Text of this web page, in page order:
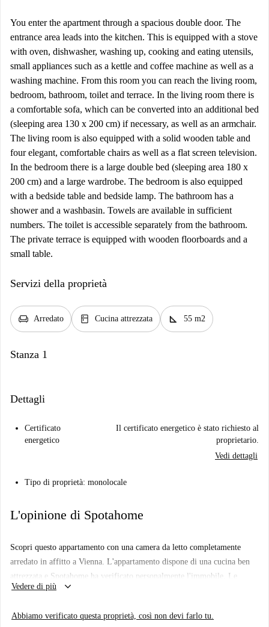
You enter the apartment through a spacious double door. The
entrance area leads into the kitchen. This is equipped with a stove
with oven, dishwasher, washing up, cooking and eating utensils,
small appliances such as a kettle and coffee machine as well as a
washing machine. From this room you can reach the living room,
bedroom, bathroom, toilet and terrace. In the living room there is
a comfortable sofa, which can be converted into an additional bed
(sleeping area 130 x 200 cm) if necessary, as well as an armchair.
The living room is also equipped with a solid wooden table and
four elegant, comfortable chairs as well as a flat screen television.
In the bedroom there is a large double bed (sleeping area 180 x
200 cm) and a large wardrobe. The bedroom is also equipped
with a bedside table and bedside lamp. The bathroom has a
shower and a washbasin. Towels are available in sufficient
numbers. The toilet is accessible separately from the bathroom.
The private terrace is equipped with wooden floorboards and a
small table.
Servizi della proprietà
chair Arredato kitchen Cucina attrezzata square_foot 55 m2
Stanza 1
Dettagli
Certificato
energetico
Il certificato energetico è stato richiesto al
proprietario.
Vedi dettagli
Tipo di proprietà: monolocale
L'opinione di Spotahome
Scopri questo appartamento con una camera da letto completamente
arredato in affitto a Vienna. L'appartamento dispone di una cucina ben
attrezzata e Spotahome ha verificato personalmente l'immobile. Le
utenze, tra cui acqua, elettricità, gas e Wi-Fi, sono incluse nell'affitto.
fumare. La pulizia periodica è disponibile a un costo aggiuntivo.
Vedere di più keyboard_arrow_down
Abbiamo verificato questa proprietà, così non devi farlo tu.